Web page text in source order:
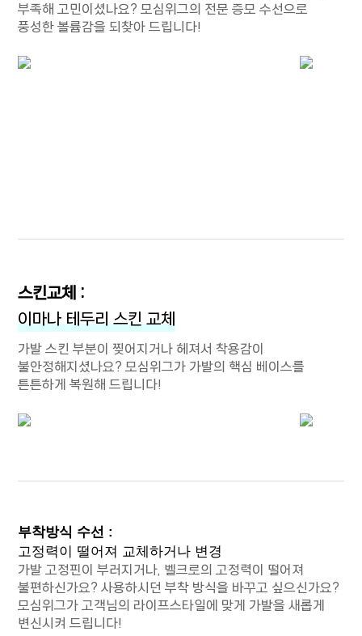
부족해 고민이셨나요? 모심위그의 전문 증모 수선으로
풍성한 볼륨감을 되찾아 드립니다!
스킨교체 :
이마나 테두리 스킨 교체
가발 스킨 부분이 찢어지거나 헤져서 착용감이
불안정해지셨나요? 모심위그가 가발의 핵심 베이스를
튼튼하게 복원해 드립니다!
부착방식 수선 :
고정력이 떨어져 교체하거나 변경
가발 고정핀이 부러지거나, 벨크로의 고정력이 떨어져
불편하신가요? 사용하시던 부착 방식을 바꾸고 싶으신가요?
모심위그가 고객님의 라이프스타일에 맞게 가발을 새롭게
변신시켜 드립니다!